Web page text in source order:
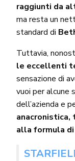
raggiunti da
ma resta un
standard di
Tuttavia,
le eccellenti
sensazione di
vuoi per alcune
dell’azienda e
alla formula